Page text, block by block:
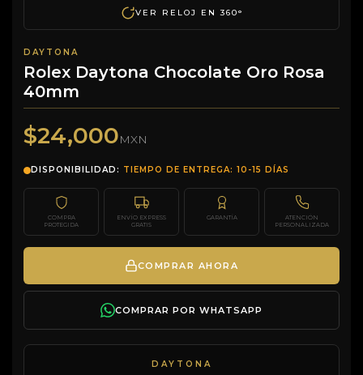
VER RELOJ EN 360°
DAYTONA
Rolex Daytona Chocolate Oro Rosa
40mm
$24,000MXN
DISPONIBILIDAD: TIEMPO DE ENTREGA: 10-15 DÍAS
COMPRA
PROTEGIDA
ENVÍO EXPRESS
GRATIS
GARANTÍA
ATENCIÓN
PERSONALIZADA
COMPRAR AHORA
COMPRAR POR WHATSAPP
DAYTONA